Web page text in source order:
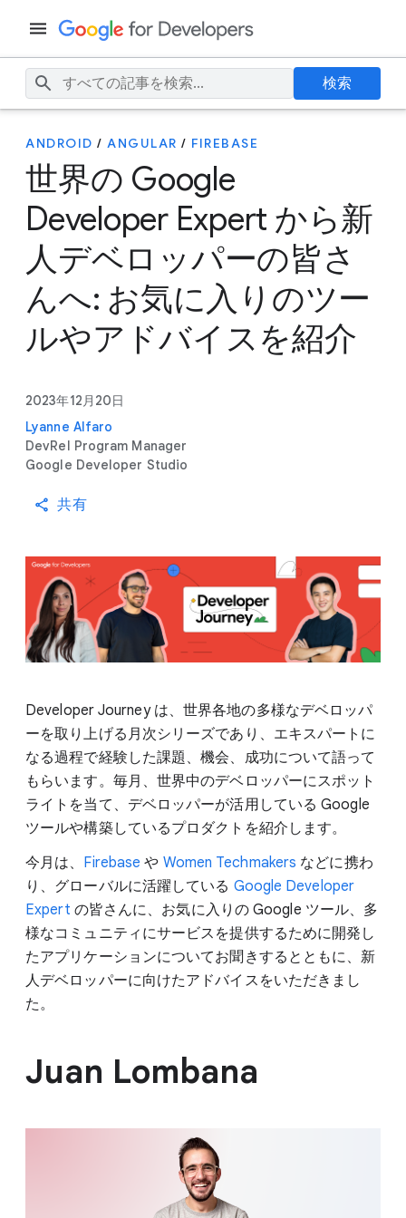
検索
ANDROID / ANGULAR / FIREBASE
世界の Google
Developer Expert から新
人デベロッパーの皆さ
んへ: お気に入りのツー
ルやアドバイスを紹介
2023年12月20日
Lyanne Alfaro
DevRel Program Manager
Google Developer Studio
共有
Developer Journey は、世界各地の多様なデベロッパ
ーを取り上げる月次シリーズであり、エキスパートに
なる過程で経験した課題、機会、成功について語って
もらいます。毎月、世界中のデベロッパーにスポット
ライトを当て、デベロッパーが活用している Google
ツールや構築しているプロダクトを紹介します。
今月は、 Firebase や Women Techmakers などに携わ
り、グローバルに活躍している Google Developer
Expert の皆さんに、お気に入りの Google ツール、多
様なコミュニティにサービスを提供するために開発し
たアプリケーションについてお聞きするとともに、新
人デベロッパーに向けたアドバイスをいただきまし
た。
Juan Lombana